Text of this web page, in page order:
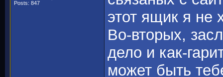
Posts: 847
этот ящик я не
Во-вторых,
дело и как-
может быть